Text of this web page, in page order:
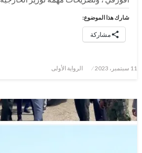
شارك هذا الموضوع:
مشاركة
نُشر
11 سبتمبر، 2023 الرواية الأولى